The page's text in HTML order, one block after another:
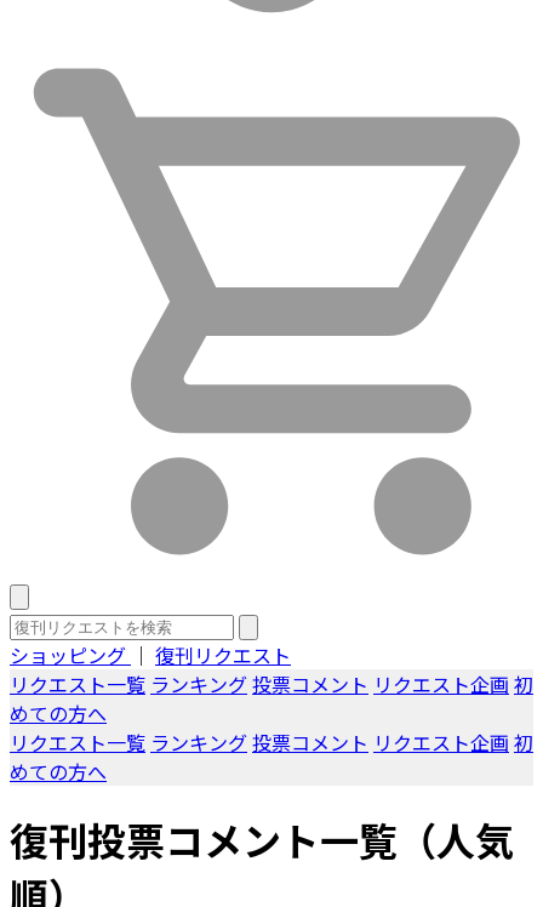
ショッピング ｜ 復刊リクエスト
リクエスト一覧 ランキング投票コメント リクエスト企画 初
めての方へ
リクエスト一覧 ランキング投票コメント リクエスト企画 初
めての方へ
復刊投票コメント一覧（人気
順）